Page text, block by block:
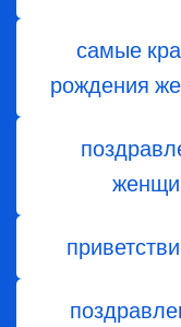
самые
рождения